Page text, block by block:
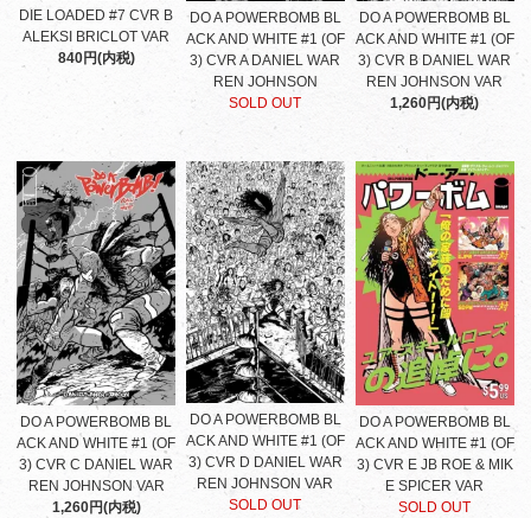
DIE LOADED #7 CVR B
ALEKSI BRICLOT VAR
840円(内税)
DO A POWERBOMB BL
ACK AND WHITE #1 (OF
3) CVR A DANIEL WAR
REN JOHNSON
SOLD OUT
DO A POWERBOMB BL
ACK AND WHITE #1 (OF
3) CVR B DANIEL WAR
REN JOHNSON VAR
1,260円(内税)
DO A POWERBOMB BL
ACK AND WHITE #1 (OF
3) CVR C DANIEL WAR
REN JOHNSON VAR
1,260円(内税)
DO A POWERBOMB BL
ACK AND WHITE #1 (OF
3) CVR D DANIEL WAR
REN JOHNSON VAR
SOLD OUT
DO A POWERBOMB BL
ACK AND WHITE #1 (OF
3) CVR E JB ROE & MIK
E SPICER VAR
SOLD OUT